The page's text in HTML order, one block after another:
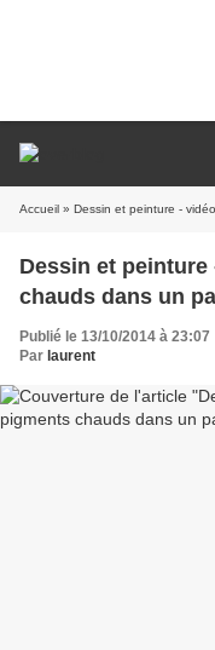
Accueil » Dessin et peinture - vidéo
Dessin et
chauds dans un
Publié le 13/10/2014 à 23:07
Par laurent